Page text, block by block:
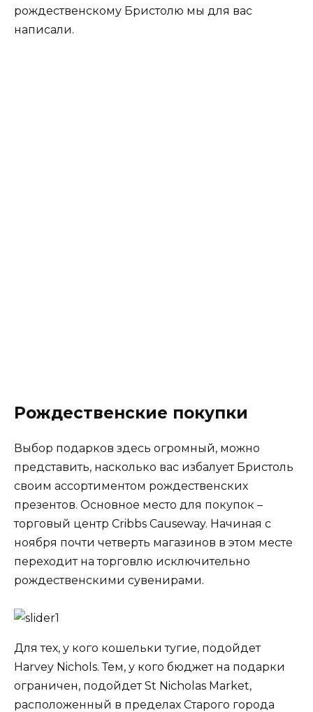
рождественскому Бристолю мы для вас
написали.
Рождественские покупки
Выбор подарков здесь огромный, можно
представить, насколько вас избалует Бристоль
своим ассортиментом рождественских
презентов. Основное место для покупок –
торговый центр Cribbs Causeway. Начиная с
ноября почти четверть магазинов в этом месте
переходит на торговлю исключительно
рождественскими сувенирами.
Для тех, у кого кошельки тугие, подойдет
Harvey Nichols. Тем, у кого бюджет на подарки
ограничен, подойдет St Nicholas Market,
расположенный в пределах Старого города